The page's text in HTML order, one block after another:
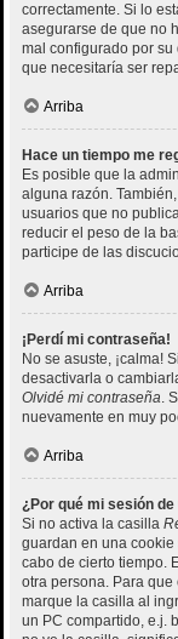
correctamente. Si lo
asegurarse de que no
mal configurado por
que necesitaría ser
Arriba
Hace un tiempo me
Es posible que la
alguna razón.
usuarios que no
reducir el peso de la
participe de las
Arriba
¡Perdí mi contraseña!
No se asuste, ¡calma!
desactivarla o
Olvidé mi contraseña.
nuevamente en muy
Arriba
¿Por qué mi sesión
Si no activa la casilla
guardan en una
cabo de cierto tiempo.
otra persona. Para
marque la casilla al
un PC compartido, e.j.